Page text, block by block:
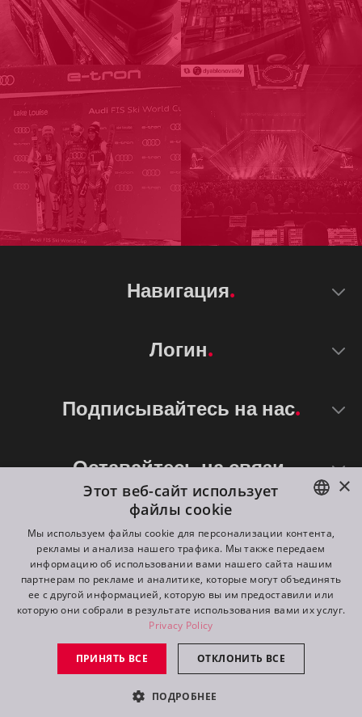
Навигация
Логин
Подписывайтесь на нас
Оставайтесь на связи
©2026 ROBE lighting s.r.o.
All rights reserved. Created by
Switch to desktop mode
ENGLISH
DE
FR
RU
×
Этот веб-сайт использует
файлы cookie
Мы используем файлы cookie для персонализации контента,
рекламы и анализа нашего трафика. Мы также передаем
информацию об использовании вами нашего сайта нашим
партнерам по рекламе и аналитике, которые могут объединять
ее с другой информацией, которую вы им предоставили или
которую они собрали в результате использования вами их услуг.
Privacy Policy
ПРИНЯТЬ ВСЕ ОТКЛОНИТЬ ВСЕ
ПОДРОБНЕЕ